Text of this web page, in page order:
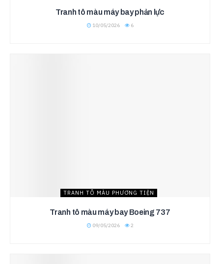
Tranh tô màu máy bay phản lực
10/05/2026 6
TRANH TÔ MÀU PHƯƠNG TIỆN
Tranh tô màu máy bay Boeing 737
09/05/2026 2